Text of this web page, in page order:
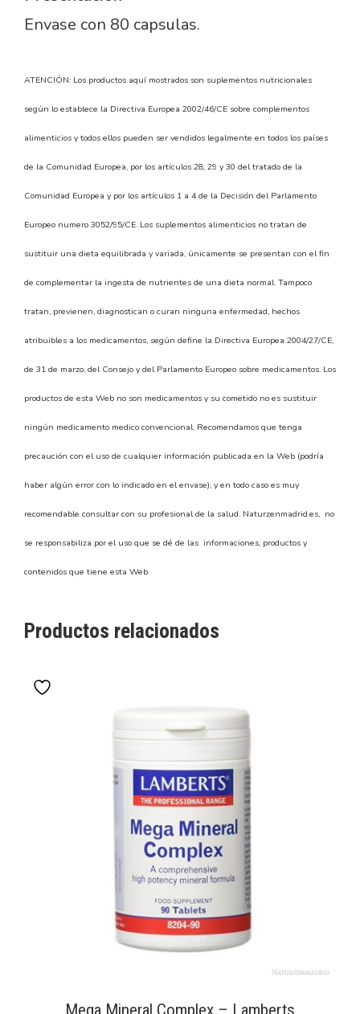
Envase con 80 capsulas.
ATENCIÓN: Los productos aquí mostrados son suplementos nutricionales
según lo establece la Directiva Europea 2002/46/CE sobre complementos
alimenticios y todos ellos pueden ser vendidos legalmente en todos los países
de la Comunidad Europea, por los artículos 28, 29 y 30 del tratado de la
Comunidad Europea y por los artículos 1 a 4 de la Decisión del Parlamento
Europeo numero 3052/95/CE. Los suplementos alimenticios no tratan de
sustituir una dieta equilibrada y variada, únicamente se presentan con el fin
de complementar la ingesta de nutrientes de una dieta normal. Tampoco
tratan, previenen, diagnostican o curan ninguna enfermedad, hechos
atribuibles a los medicamentos, según define la Directiva Europea 2004/27/CE,
de 31 de marzo, del Consejo y del Parlamento Europeo sobre medicamentos. Los
productos de esta Web no son medicamentos y su cometido no es sustituir
ningún medicamento medico convencional. Recomendamos que tenga
precaución con el uso de cualquier información publicada en la Web (podría
haber algún error con lo indicado en el envase); y en todo caso es muy
recomendable consultar con su profesional de la salud. Naturzenmadrid.es, no
se responsabiliza por el uso que se dé de las informaciones, productos y
contenidos que tiene esta Web.
Productos relacionados